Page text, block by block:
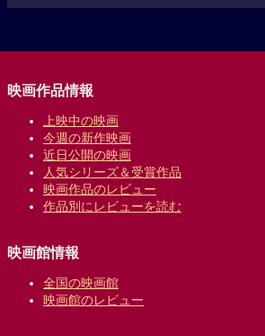
映画作品情報
上映中の映画
今週の新作映画
近日公開の映画
人気シリーズ＆受賞作品
映画作品のレビュー
作品別にレビューを読む
映画館情報
全国の映画館
映画館のレビュー